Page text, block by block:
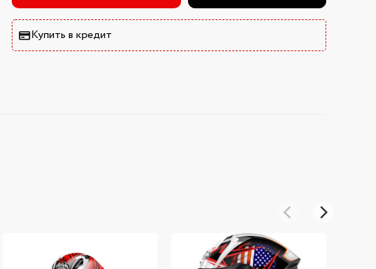
Купить в кредит